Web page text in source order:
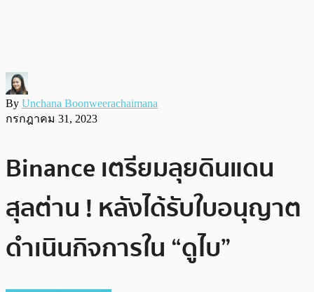
By Unchana Boonweerachaimana
กรกฎาคม 31, 2023
Binance เตรียมลุยดินแดน
สุลต่าน ! หลังได้รับใบอนุญาต
ดำเนินกิจการใน “ดูไบ”